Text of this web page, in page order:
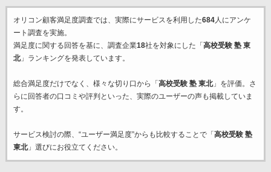
オリコン顧客満足度調査では、実際にサービスを利用した684人にアンケ
ート調査を実施。
満足度に関する回答を基に、調査企業18社を対象にした「 高校受験 塾 東
北」ランキングを発表しています。
総合満足度だけでなく、様々な切り口から「 高校受験 塾 東北」を評価。さ
らに回答者の口コミや評判といった、実際のユーザーの声も掲載していま
す。
サービス検討の際、“ユーザー満足度”からも比較することで「 高校受験 塾
東北」選びにお役立てください。